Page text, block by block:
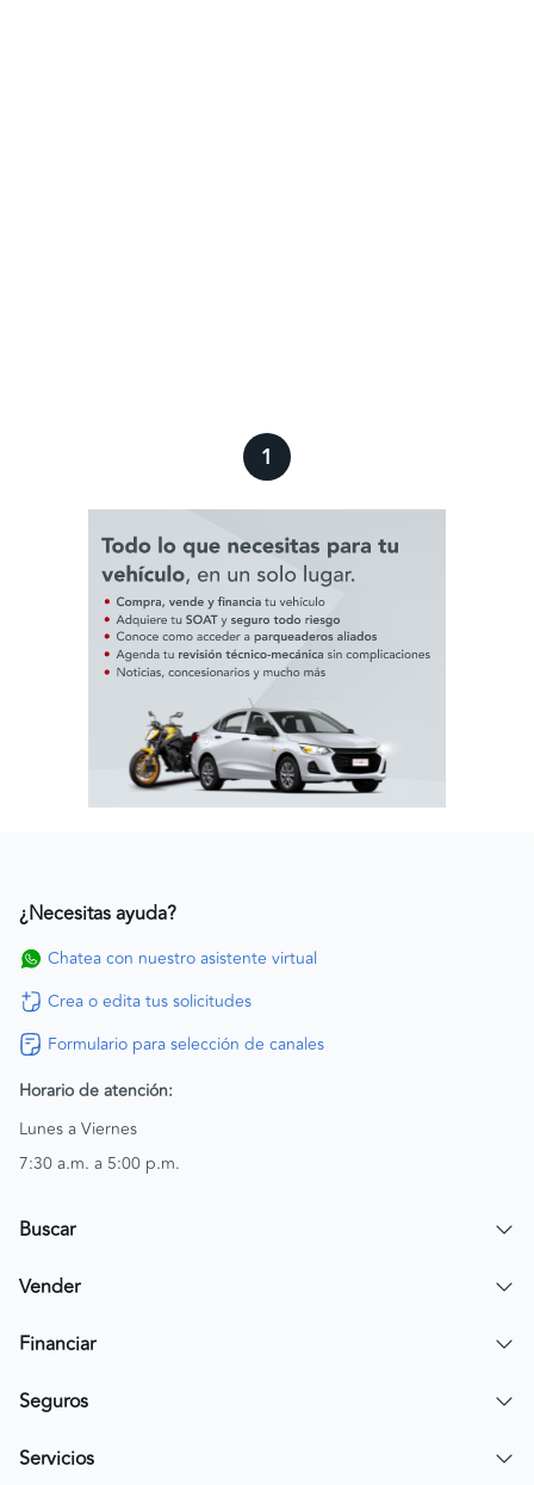
1
¿Necesitas ayuda?
Chatea con nuestro asistente virtual
Crea o edita tus solicitudes
Formulario para selección de canales
Horario de atención:
Lunes a Viernes
7:30 a.m. a 5:00 p.m.
Buscar
Encuentra un carro
Vender
Publicar mi vehículo
Financiar
Simular crédito
Seguros
Compra tu SOAT
Servicios